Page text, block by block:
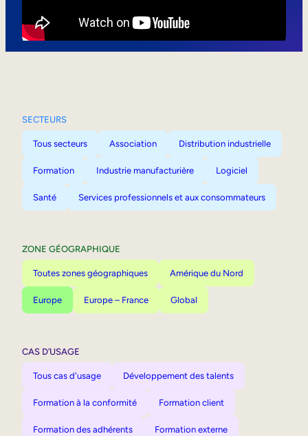
SECTEURS
Tous secteurs Association Distribution industrielle
Formation Industrie manufacturière Logiciel
Santé Services professionnels et aux consommateurs
ZONE GÉOGRAPHIQUE
Toutes zones géographiques Amérique du Nord
Europe Europe – France Global
CAS D’USAGE
Tous cas d'usage Développement des talents
Formation à la conformité Formation client
Formation des adhérents Formation externe